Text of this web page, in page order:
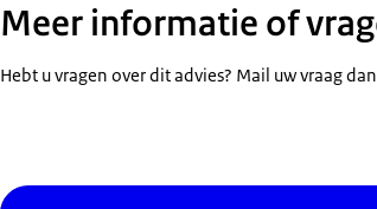
Meer informatie of
Hebt u vragen over dit advies? Mail uw vraag